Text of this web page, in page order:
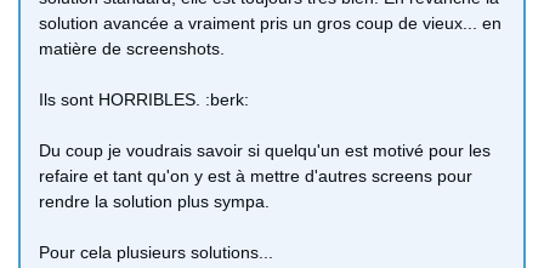
solution avancée a vraiment pris un gros coup de vieux... en
matière de screenshots.
Ils sont HORRIBLES. :berk:
Du coup je voudrais savoir si quelqu'un est motivé pour les
refaire et tant qu'on y est à mettre d'autres screens pour
rendre la solution plus sympa.
Pour cela plusieurs solutions...